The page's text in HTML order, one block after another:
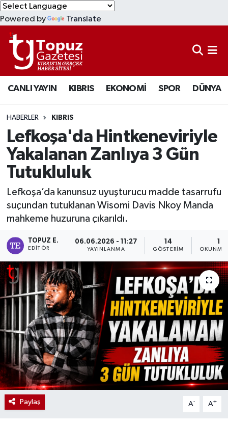
Powered by Translate
CANLI YAYIN KIBRIS EKONOMİ SPOR DÜNYA
HABERLER KIBRIS
Lefkoşa'da Hintkeneviriyle
Yakalanan Zanlıya 3 Gün
Tutukluluk
Lefkoşa’da kanunsuz uyuşturucu madde tasarrufu
suçundan tutuklanan Wisomi Davis Nkoy Manda
mahkeme huzuruna çıkarıldı.
TOPUZ E.
EDITÖR
06.06.2026 - 11:27
YAYINLANMA
14
GÖSTERIM OKUNMA
Paylaş A- A+
KIBRIS
DÜNYA
EKONOMİ
MAGAZİN
SAĞLIK
SPOR
TEKNOLOJİ
TÜRKİYE
Lefkoşa Nöbetçi Eczaneler
Lefkoşa Hava Durumu
Lefkoşa Trafik Yoğunluk Haritası
Süper Lig Puan Durumu ve Fikstür
Tüm Manşetler
Son Dakika Haberleri
Haber Arşivi